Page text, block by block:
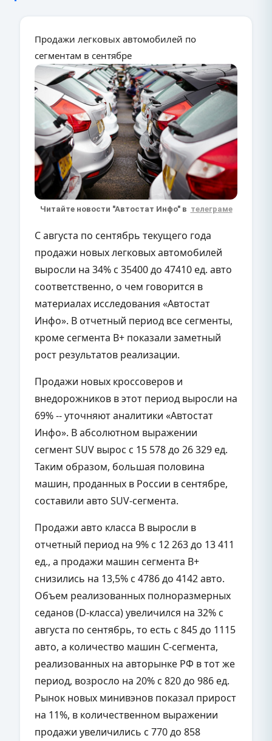
Продажи легковых автомобилей по
сегментам в сентябре
Читайте новости "Автостат Инфо" в телеграме
С августа по сентябрь текущего года
продажи новых легковых автомобилей
выросли на 34% с 35400 до 47410 ед. авто
соответственно, о чем говорится в
материалах исследования «Автостат
Инфо». В отчетный период все сегменты,
кроме сегмента B+ показали заметный
рост результатов реализации.
Продажи новых кроссоверов и
внедорожников в этот период выросли на
69% -- уточняют аналитики «Автостат
Инфо». В абсолютном выражении
сегментSUV вырос с 15 578 до 26 329 ед.
Таким образом, большая половина
машин, проданных в России в сентябре,
составили авто SUV-сегмента.
Продажи авто класса B выросли в
отчетный период на 9% с 12 263 до 13 411
ед., а продажи машин сегмента B+
снизились на 13,5% с 4786 до 4142 авто.
Объем реализованных полноразмерных
седанов (D-класса) увеличился на 32% с
августа по сентябрь, то есть с 845 до 1115
авто, а количество машин С-сегмента,
реализованных на авторынке РФ в тот же
период, возросло на 20% с 820 до 986 ед.
Рынок новых минивэнов показал прирост
на 11%, в количественном выражении
продажи увеличились с 770 до 858